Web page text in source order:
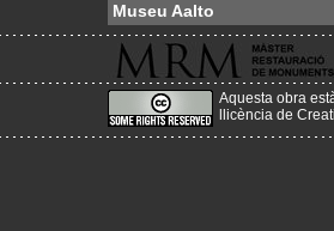
Museu Aalto
Aquesta obra
llicència de